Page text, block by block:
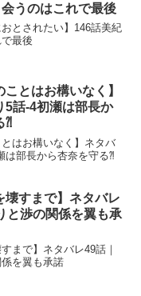
うのはこれで最後
おとされたい】146話美紀
最後
ことはお構いなく】
5話-4初瀬は部長か
⁈
とはお構いなく】ネタバ
は部長から杏奈を守る⁈
壊すまで】ネタバレ
と渉の関係を翼も承
まで】ネタバレ49話｜
を翼も承諾